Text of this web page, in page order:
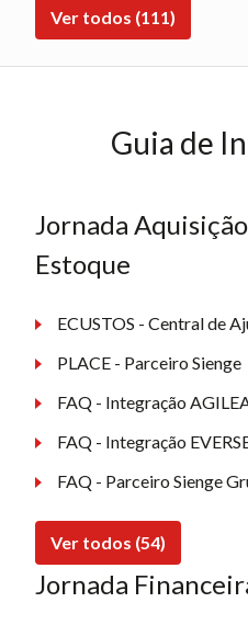
Ver todos (111)
Guia de
Jornada
Estoque
ECUSTOS - Central de
PLACE - Parceiro Sienge
FAQ - Integração
FAQ - Integração
FAQ - Parceiro Sienge
Ver todos (54)
Jornada